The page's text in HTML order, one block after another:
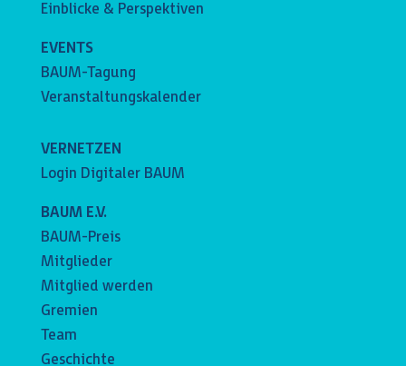
Einblicke & Perspektiven
EVENTS
BAUM-Tagung
Veranstaltungskalender
VERNETZEN
Login Digitaler BAUM
BAUM E.V.
BAUM-Preis
Mitglieder
Mitglied werden
Gremien
Team
Geschichte